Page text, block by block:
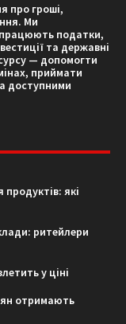
про гроші,
Ми
податки,
та державні
— допомогти
приймати
доступними
які
ритейлери
у ціні
отримають